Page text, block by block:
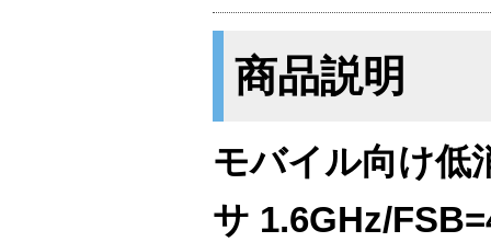
商品説明
モバイル向け低
サ 1.6GHz/